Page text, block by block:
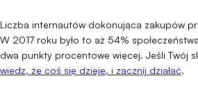
Liczba internautów dokonująca zakupów
W 2017 roku było to aż 54%
dwa punkty procentowe więcej. Jeśli Twój
wiedz, że coś się dzieje, i zacznij działać.